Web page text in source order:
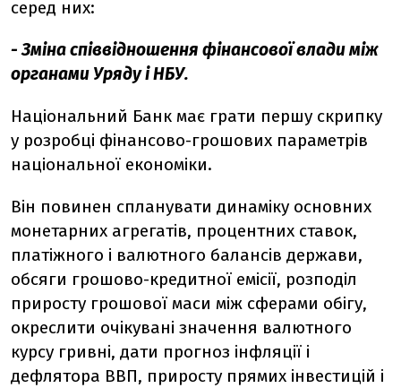
серед них:
- Зміна співвідношення фінансової влади між
органами Уряду і НБУ.
Національний Банк має грати першу скрипку
у розробці фінансово-грошових параметрів
національної економіки.
Він повинен спланувати динаміку основних
монетарних агрегатів, процентних ставок,
платіжного і валютного балансів держави,
обсяги грошово-кредитної емісії, розподіл
приросту грошової маси між сферами обігу,
окреслити очікувані значення валютного
курсу гривні, дати прогноз інфляції і
дефлятора ВВП, приросту прямих інвестицій і